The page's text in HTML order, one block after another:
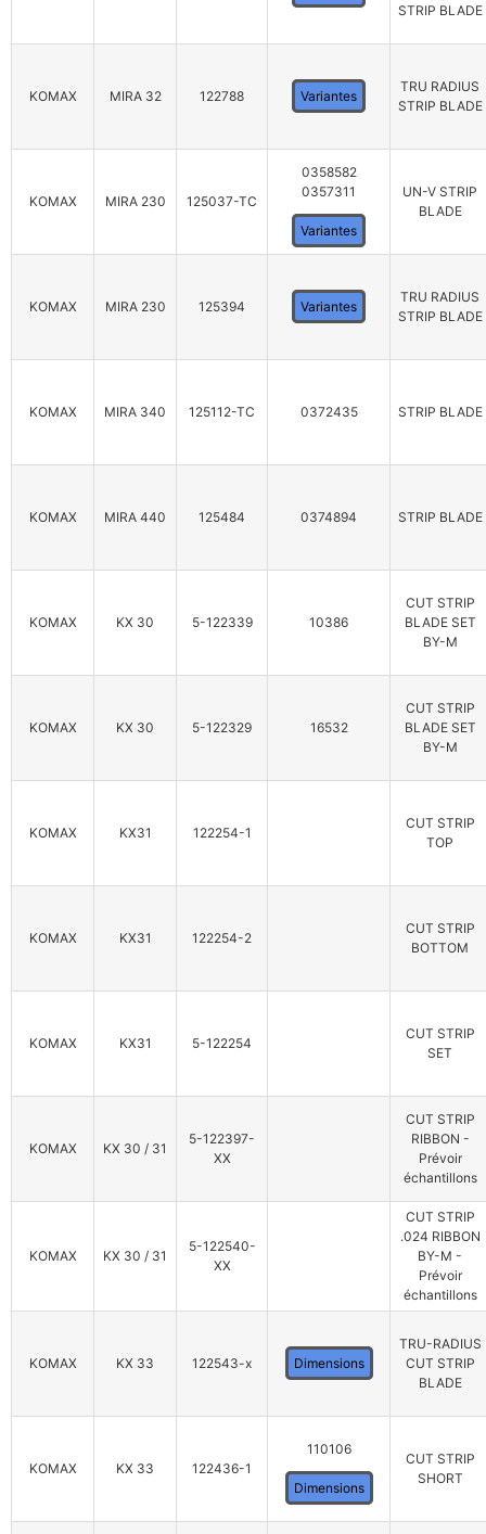
STRIP BLADE
KOMAX MIRA 32 122788 Variantes
TRU RADIUS
STRIP BLADE
KOMAX MIRA 230 125037-TC
0358582
0357311
Variantes
UN-V STRIP
BLADE
KOMAX MIRA 230 125394 Variantes
TRU RADIUS
STRIP BLADE
KOMAX MIRA 340 125112-TC 0372435 STRIP BLADE
KOMAX MIRA 440 125484 0374894 STRIP BLADE
KOMAX KX 30 5-122339 10386
CUT STRIP
BLADE SET
BY-M
KOMAX KX 30 5-122329 16532
CUT STRIP
BLADE SET
BY-M
KOMAX KX31 122254-1
CUT STRIP
TOP
KOMAX KX31 122254-2
CUT STRIP
BOTTOM
KOMAX KX31 5-122254
CUT STRIP
SET
KOMAX KX 30 / 31
5-122397-
XX
CUT STRIP
RIBBON -
Prévoir
échantillons
KOMAX KX 30 / 31
5-122540-
XX
CUT STRIP
.024 RIBBON
BY-M -
Prévoir
échantillons
KOMAX KX 33 122543-x Dimensions
TRU-RADIUS
CUT STRIP
BLADE
KOMAX KX 33 122436-1
110106
Dimensions
CUT STRIP
SHORT